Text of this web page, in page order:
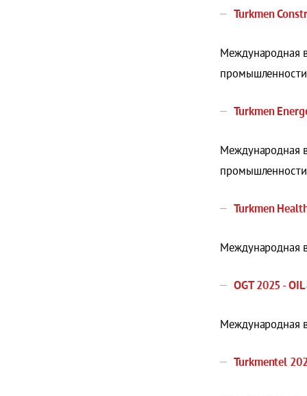
Turkmen
Международная
Turkmen
Международная
Turkmen
Международная
OGT 2025 -
Международная
Turkmentel